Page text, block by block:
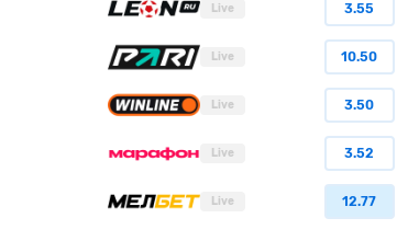
Live 3.55
Live 10.50
Live 3.50
Live 3.52
Live 12.77